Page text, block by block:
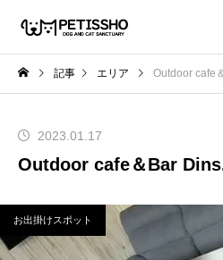
記事 エリア Outdoor cafe
2023.01.17
Outdoor cafe＆Bar
お出掛けスポット